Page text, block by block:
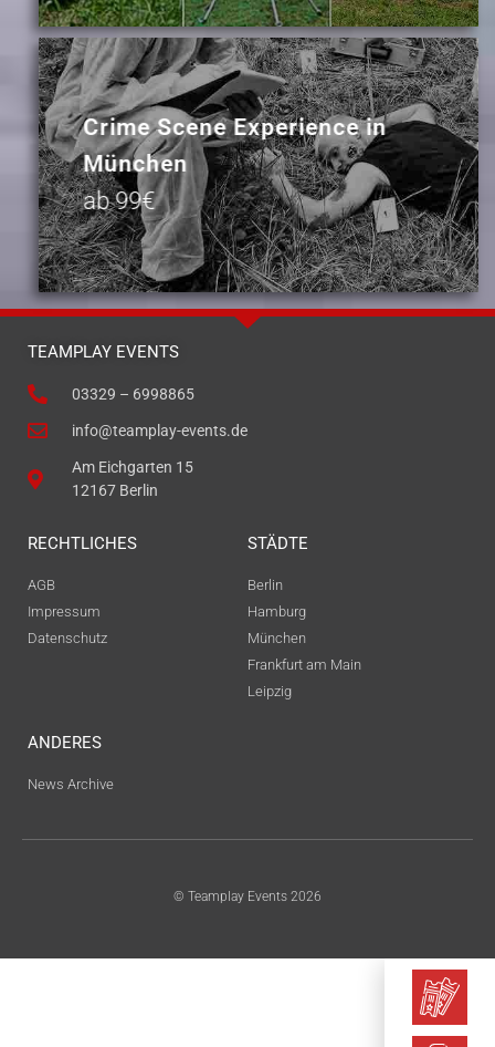
Crime Scene Experience in
München
ab 99€
TEAMPLAY EVENTS
03329 – 6998865
info@teamplay-events.de
Am Eichgarten 15
12167 Berlin
RECHTLICHES
AGB
Impressum
Datenschutz
STÄDTE
Berlin
Hamburg
München
Frankfurt am Main
Leipzig
ANDERES
News Archive
© Teamplay Events 2026